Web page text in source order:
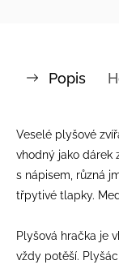
Popis
Veselé plyšové
vhodný jako dárek
s nápisem, různá
třpytivé tlapky.
Plyšová hračka je
vždy potěší.